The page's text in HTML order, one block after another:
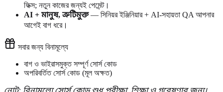
ফিক্স; নতুন কাজের জন্যই পেমেন্ট।
AI + মানুষ, ত্রুটিমুক্ত— সিনিয়র ইঞ্জিনিয়ার + AI-সহায়তা QA আপনার
আগেই বাগ ধরে।
সবার জন্য বিনামূল্যে
বাগ ও ভাইরাসমুক্ত সম্পূর্ণ সোর্স কোড
অপরিবর্তিত সোর্স কোড (মূল অক্ষত)
নোট: বিনামূল্যে সোর্স কোড শুধু পরীক্ষা, শিক্ষা ও গবেষণার জন্য।